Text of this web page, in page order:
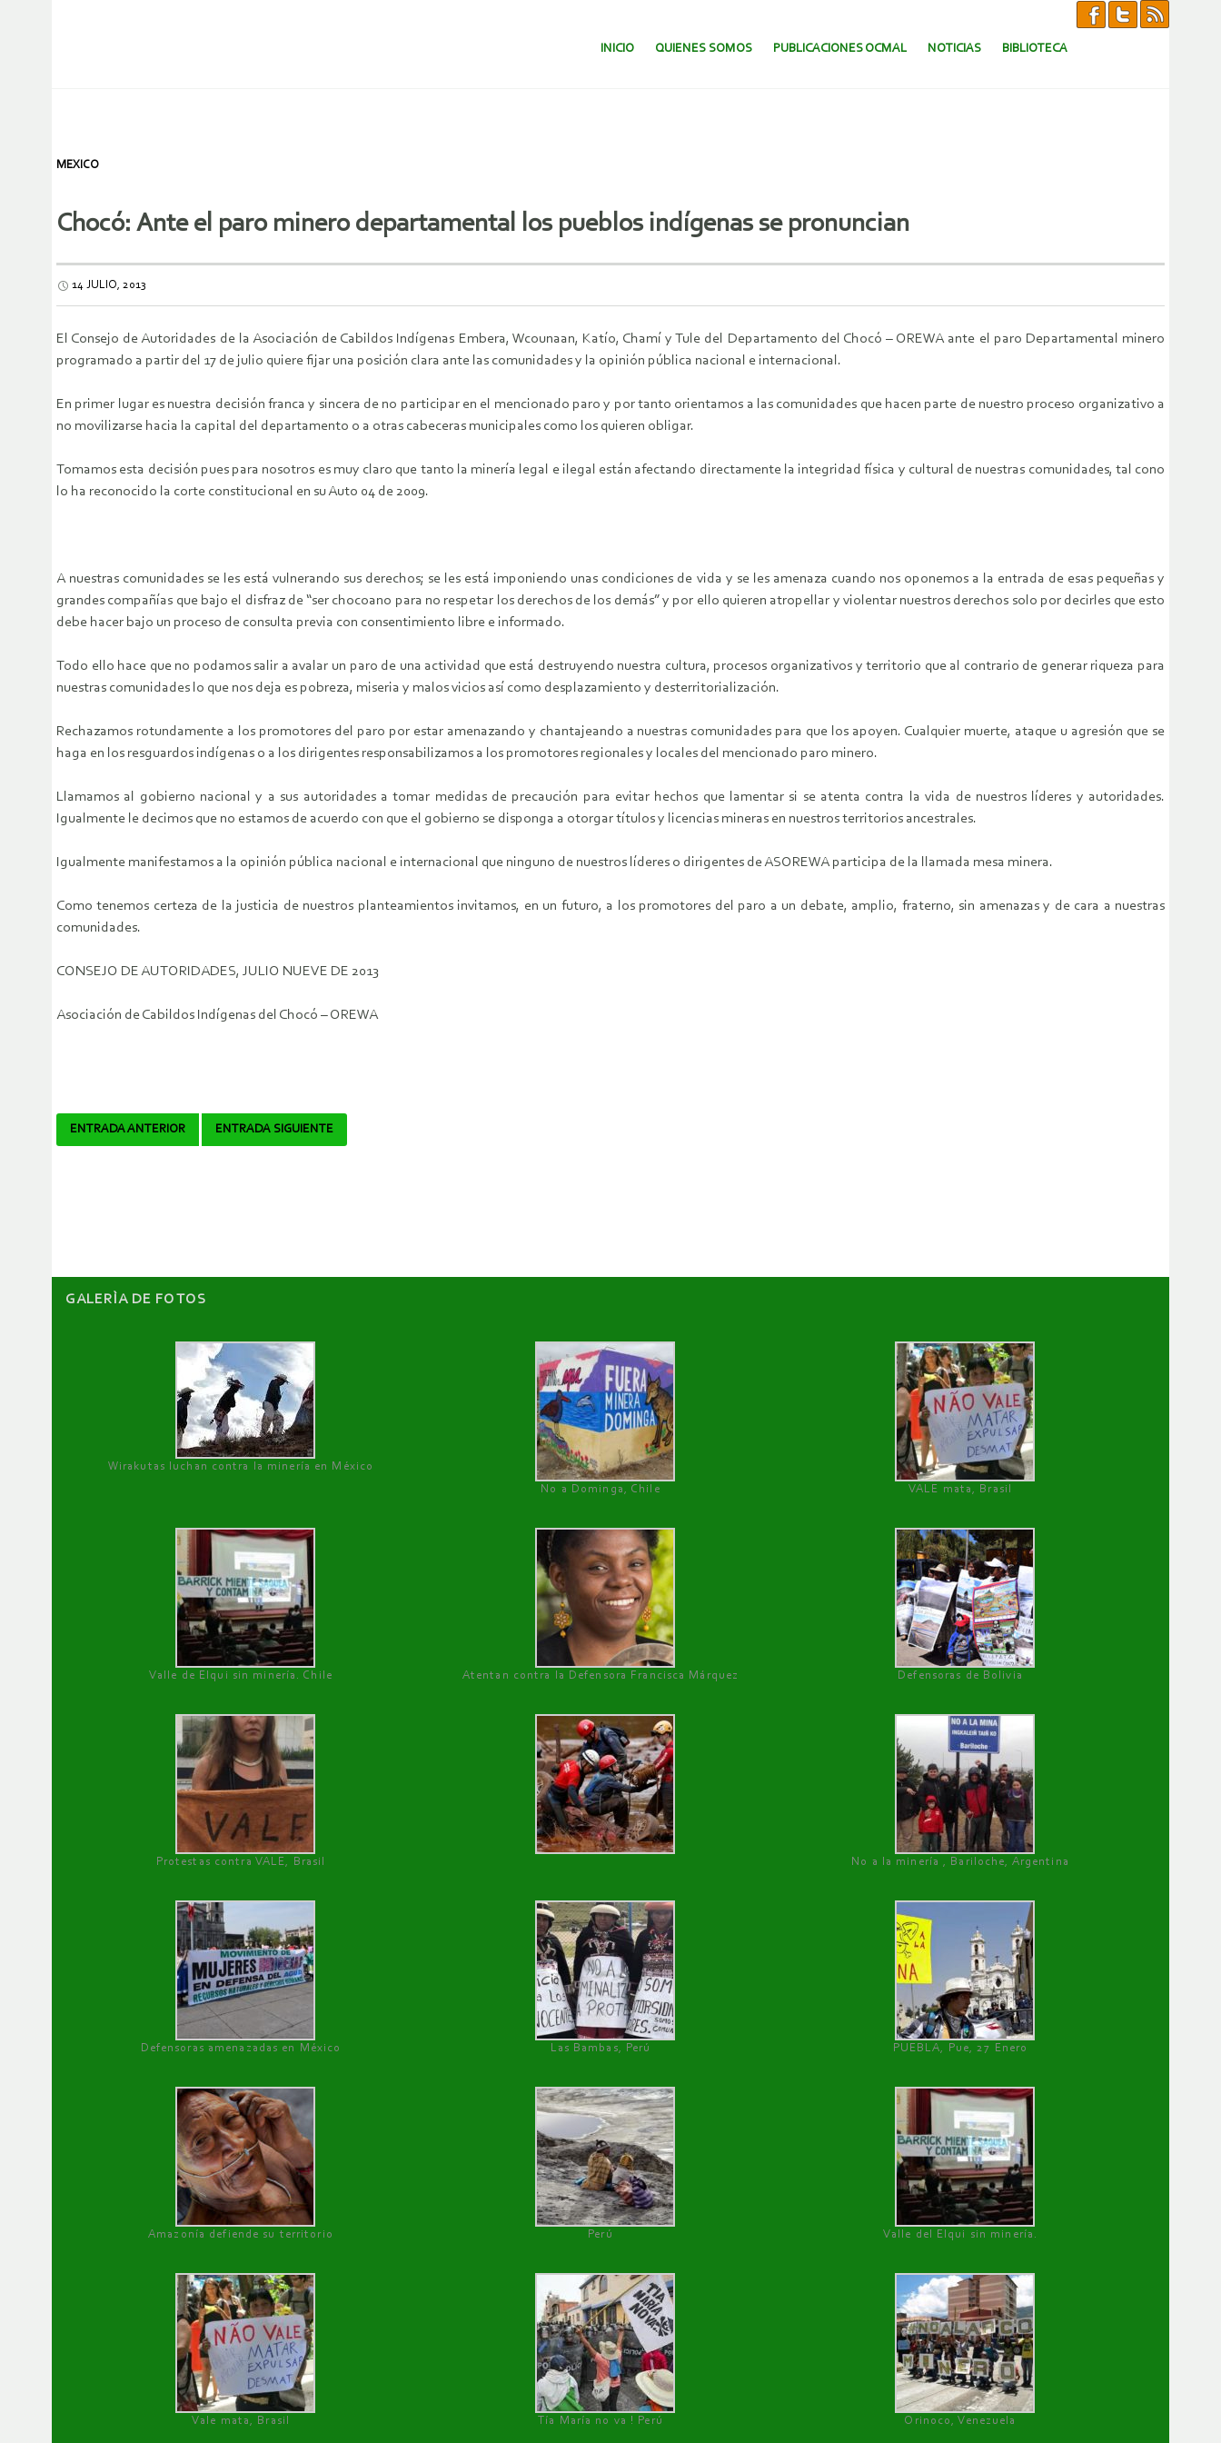
SALTAR AL CONTENIDO.
INICIO QUIENES SOMOS PUBLICACIONES OCMAL NOTICIAS BIBLIOTECA
MEXICO
Chocó: Ante el paro minero departamental los pueblos indígenas se pronuncian
14 JULIO, 2013
El Consejo de Autoridades de la Asociación de Cabildos Indígenas Embera, Wcounaan, Katío, Chamí y Tule del Departamento del Chocó – OREWA ante el paro Departamental minero
programado a partir del 17 de julio quiere fijar una posición clara ante las comunidades y la opinión pública nacional e internacional.
En primer lugar es nuestra decisión franca y sincera de no participar en el mencionado paro y por tanto orientamos a las comunidades que hacen parte de nuestro proceso organizativo a
no movilizarse hacia la capital del departamento o a otras cabeceras municipales como los quieren obligar.
Tomamos esta decisión pues para nosotros es muy claro que tanto la minería legal e ilegal están afectando directamente la integridad física y cultural de nuestras comunidades, tal cono
lo ha reconocido la corte constitucional en su Auto 04 de 2009.
A nuestras comunidades se les está vulnerando sus derechos; se les está imponiendo unas condiciones de vida y se les amenaza cuando nos oponemos a la entrada de esas pequeñas y
grandes compañías que bajo el disfraz de “ser chocoano para no respetar los derechos de los demás” y por ello quieren atropellar y violentar nuestros derechos solo por decirles que esto
debe hacer bajo un proceso de consulta previa con consentimiento libre e informado.
Todo ello hace que no podamos salir a avalar un paro de una actividad que está destruyendo nuestra cultura, procesos organizativos y territorio que al contrario de generar riqueza para
nuestras comunidades lo que nos deja es pobreza, miseria y malos vicios así como desplazamiento y desterritorialización.
Rechazamos rotundamente a los promotores del paro por estar amenazando y chantajeando a nuestras comunidades para que los apoyen. Cualquier muerte, ataque u agresión que se
haga en los resguardos indígenas o a los dirigentes responsabilizamos a los promotores regionales y locales del mencionado paro minero.
Llamamos al gobierno nacional y a sus autoridades a tomar medidas de precaución para evitar hechos que lamentar si se atenta contra la vida de nuestros líderes y autoridades.
Igualmente le decimos que no estamos de acuerdo con que el gobierno se disponga a otorgar títulos y licencias mineras en nuestros territorios ancestrales.
Igualmente manifestamos a la opinión pública nacional e internacional que ninguno de nuestros líderes o dirigentes de ASOREWA participa de la llamada mesa minera.
Como tenemos certeza de la justicia de nuestros planteamientos invitamos, en un futuro, a los promotores del paro a un debate, amplio, fraterno, sin amenazas y de cara a nuestras
comunidades.
CONSEJO DE AUTORIDADES, JULIO NUEVE DE 2013
Asociación de Cabildos Indígenas del Chocó – OREWA
Navegador
ENTRADA ANTERIOR ENTRADA SIGUIENTE
GALERÌA DE FOTOS
Wirakutas luchan contra la minería en México
No a Dominga, Chile
VALE mata, Brasil
Valle de Elqui sin minería. Chile Atentan contra la Defensora Francisca Márquez Defensoras de Bolivia
Protestas contra VALE, Brasil No a la minería , Bariloche, Argentina
Defensoras amenazadas en México Las Bambas, Perú PUEBLA, Pue, 27 Enero
Amazonía defiende su territorio Perú Valle del Elqui sin minería.
Vale mata, Brasil Tía María no va ! Perú Orinoco, Venezuela